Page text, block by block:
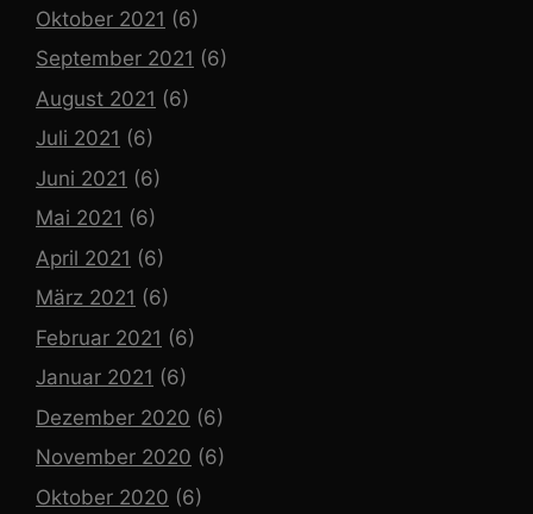
Oktober 2021 (6)
September 2021 (6)
August 2021 (6)
Juli 2021 (6)
Juni 2021 (6)
Mai 2021 (6)
April 2021 (6)
März 2021 (6)
Februar 2021 (6)
Januar 2021 (6)
Dezember 2020 (6)
November 2020 (6)
Oktober 2020 (6)